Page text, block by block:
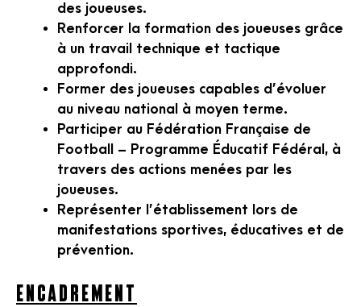
des joueuses.
Renforcer la formation des joueuses grâce
à un travail technique et tactique
approfondi.
Former des joueuses capables d’évoluer
au niveau national à moyen terme.
Participer au Fédération Française de
Football – Programme Éducatif Fédéral, à
travers des actions menées par les
joueuses.
Représenter l’établissement lors de
manifestations sportives, éducatives et de
prévention.
Encadrement